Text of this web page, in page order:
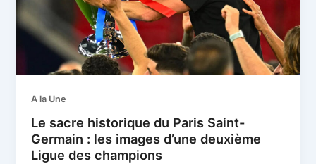
A la Une
Le sacre historique du Paris Saint-
Germain : les images d’une deuxième
Ligue des champions